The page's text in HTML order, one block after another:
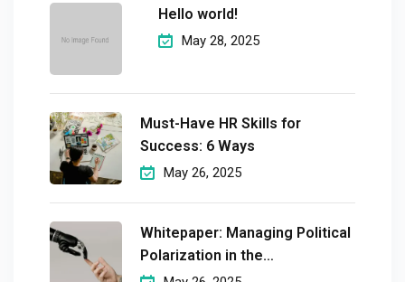
Hello world!
May 28, 2025
Must-Have HR Skills for
Success: 6 Ways
May 26, 2025
Whitepaper: Managing Political
Polarization in the
Workplaceмэргэшсэн